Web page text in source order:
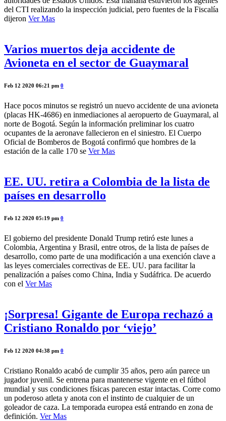
del CTI realizando la inspección judicial, pero fuentes de la Fiscalía
dijeron Ver Mas
Varios muertos deja accidente de
Avioneta en el sector de Guaymaral
Feb 12 2020 06:21 pm 0
Hace pocos minutos se registró un nuevo accidente de una avioneta
(placas HK-4686) en inmediaciones al aeropuerto de Guaymaral, al
norte de Bogotá. Según la información preliminar los cuatro
ocupantes de la aeronave fallecieron en el siniestro. El Cuerpo
Oficial de Bomberos de Bogotá confirmó que hombres de la
estación de la calle 170 se Ver Mas
EE. UU. retira a Colombia de la lista de
países en desarrollo
Feb 12 2020 05:19 pm 0
El gobierno del presidente Donald Trump retiró este lunes a
Colombia, Argentina y Brasil, entre otros, de la lista de países de
desarrollo, como parte de una modificación a una exención clave a
las leyes comerciales correctivas de EE. UU. para facilitar la
penalización a países como China, India y Sudáfrica. De acuerdo
con el Ver Mas
¡Sorpresa! Gigante de Europa rechazó a
Cristiano Ronaldo por ‘viejo’
Feb 12 2020 04:38 pm 0
Cristiano Ronaldo acabó de cumplir 35 años, pero aún parece un
jugador juvenil. Se entrena para mantenerse vigente en el fútbol
mundial y sus condiciones físicas parecen estar intactas. Corre como
un poderoso atleta y anota con el instinto de cualquier de un
goleador de caza. La temporada europea está entrando en zona de
definición. Ver Mas